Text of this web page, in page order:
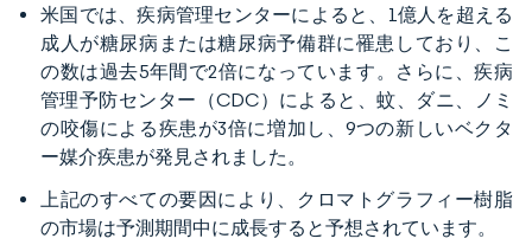
米国では、疾病管理センターによると、1億人を超える
成人が糖尿病または糖尿病予備群に罹患しており、こ
の数は過去5年間で2倍になっています。さらに、疾病
管理予防センター（CDC）によると、蚊、ダニ、ノミ
の咬傷による疾患が3倍に増加し、9つの新しいベクタ
ー媒介疾患が発見されました。
上記のすべての要因により、クロマトグラフィー樹脂
の市場は予測期間中に成長すると予想されています。